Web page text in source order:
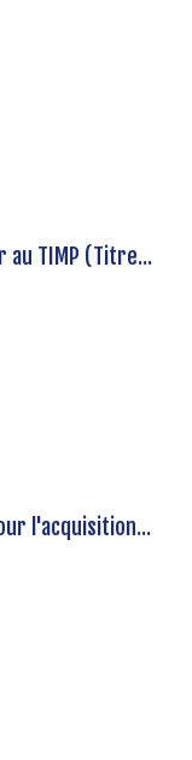
au TIMP (Titre...
l'acquisition...